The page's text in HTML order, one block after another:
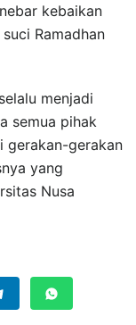
kebaikan
Ramadhan
menjadi
semua pihak
gerakan-gerakan
yang
Nusa